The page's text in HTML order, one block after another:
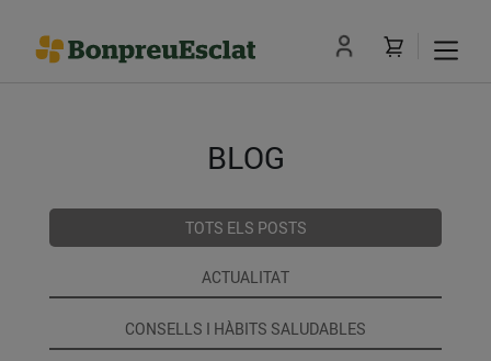
BLOG
TOTS ELS POSTS
ACTUALITAT
CONSELLS I HÀBITS SALUDABLES